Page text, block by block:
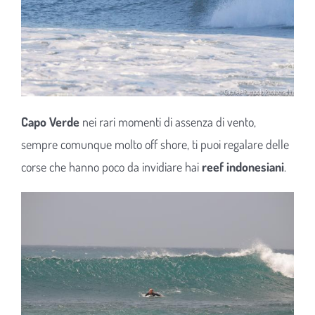
Capo Verde nei rari momenti di assenza di vento,
sempre comunque molto off shore, ti puoi regalare delle
corse che hanno poco da invidiare hai reef indonesiani.